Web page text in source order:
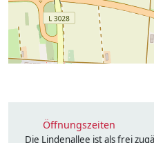
Öffnungszeiten
Die Lindenallee ist als frei